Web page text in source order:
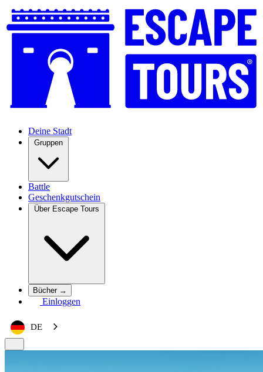
Deine Stadt
Gruppen
Battle
Geschenkgutschein
Über Escape Tours
Bücher →
Einloggen
DE